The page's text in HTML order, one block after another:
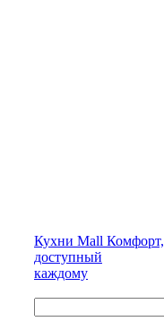
Кухни Mall Комфорт,
доступный
каждому